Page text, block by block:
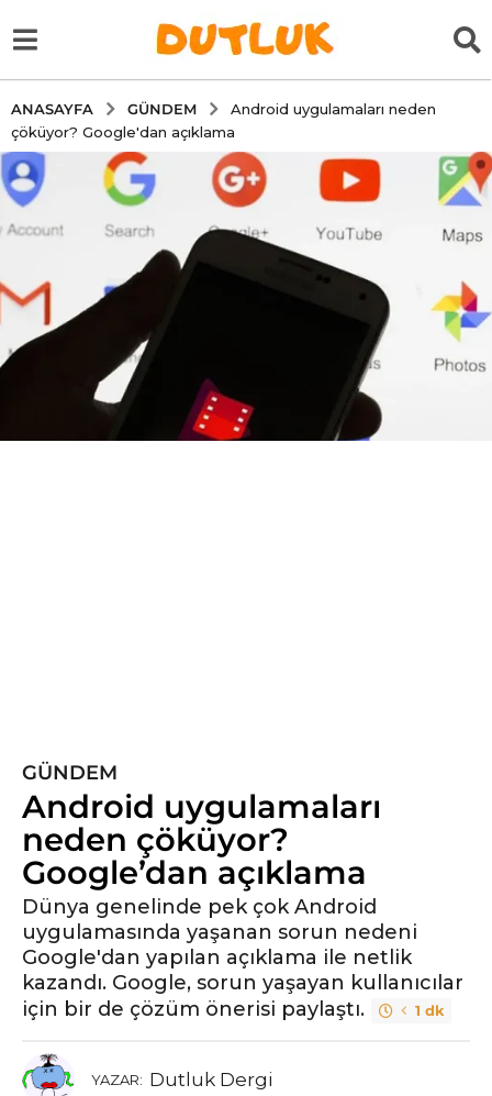
ANASAYFA GÜNDEM
Android uygulamaları neden
çöküyor? Google'dan açıklama
l
ö
n
c
e
GÜNDEM
Android uygulamaları
neden çöküyor?
Google’dan açıklama
Dünya genelinde pek çok Android
uygulamasında yaşanan sorun nedeni
Google'dan yapılan açıklama ile netlik
kazandı. Google, sorun yaşayan kullanıcılar
için bir de çözüm önerisi paylaştı.
1 dk
YAZAR: Dutluk Dergi